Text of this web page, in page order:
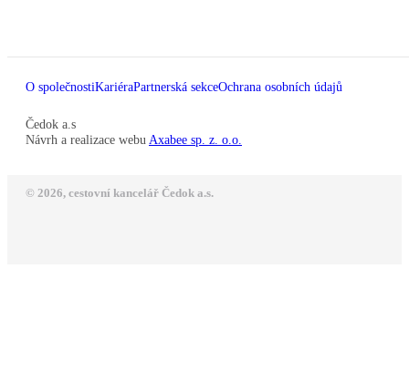
O společnostiKariéraPartnerská sekceOchrana osobních údajů
Čedok a.s
Návrh a realizace webu Axabee sp. z. o.o.
© 2026, cestovní kancelář Čedok a.s.